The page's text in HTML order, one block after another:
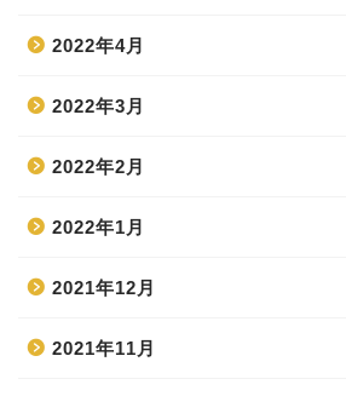
2022年4月
2022年3月
2022年2月
2022年1月
2021年12月
2021年11月